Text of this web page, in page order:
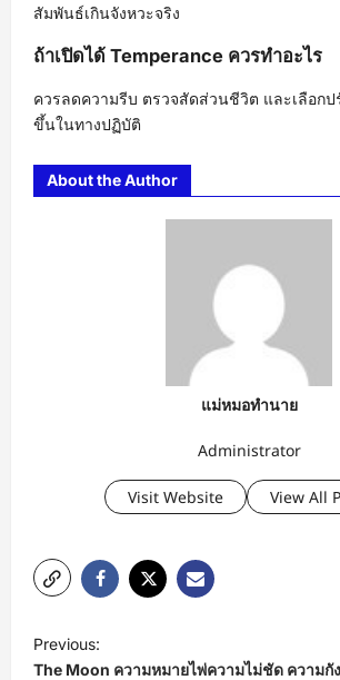
สัมพันธ์เกินจังหวะจริง
ถ้าเปิดได้ Temperance ควรทำอะไร
ควรลดความรีบ ตรวจสัดส่วนชีวิต และเลือกป
ขึ้นในทางปฏิบัติ
About the Author
แม่หมอทำนาย
Administrator
Visit Website View All
o
Previous:
The Moon ความหมายไพ่ความไม่ชัด ความกั